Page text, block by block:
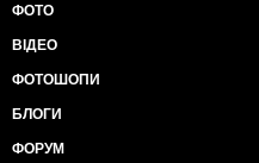
ФОТО
ВІДЕО
ФОТОШОПИ
БЛОГИ
ФОРУМ